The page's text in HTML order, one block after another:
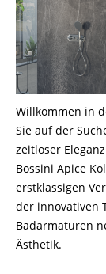
Willkommen in
Sie auf der
zeitloser
Bossini Apice
erstklassigen
der innovativen
Badarmaturen
Ästhetik.